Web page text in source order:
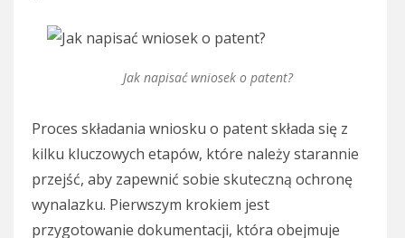
Jak napisać wniosek o patent?
Proces składania wniosku o patent składa się z
kilku kluczowych etapów, które należy starannie
przejść, aby zapewnić sobie skuteczną ochronę
wynalazku. Pierwszym krokiem jest
przygotowanie dokumentacji, która obejmuje